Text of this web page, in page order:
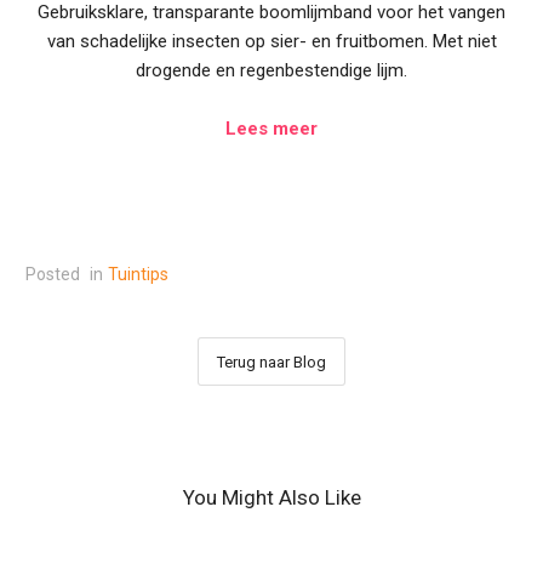
Gebruiksklare, transparante boomlijmband voor het vangen
van schadelijke insecten op sier- en fruitbomen. Met niet
drogende en regenbestendige lijm.
Lees meer
Posted in Tuintips
Terug naar Blog
You Might Also Like